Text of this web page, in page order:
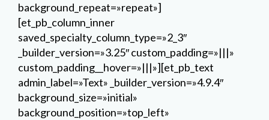
background_repeat=»repeat»]
[et_pb_column_inner
saved_specialty_column_type=»2_3″
_builder_version=»3.25″ custom_padding=»|||»
custom_padding__hover=»|||»][et_pb_text
admin_label=»Text» _builder_version=»4.9.4″
background_size=»initial»
background_position=»top_left»